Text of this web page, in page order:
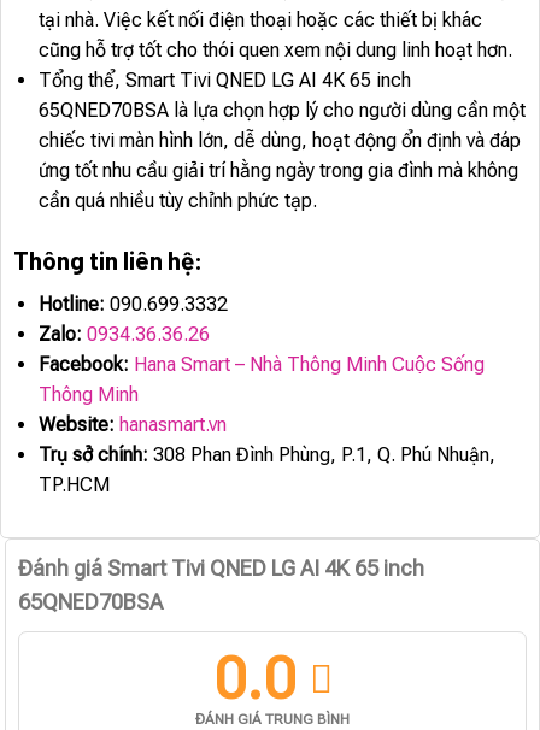
tại nhà. Việc kết nối điện thoại hoặc các thiết bị khác
cũng hỗ trợ tốt cho thói quen xem nội dung linh hoạt hơn.
Tổng thể, Smart Tivi QNED LG AI 4K 65 inch
65QNED70BSA là lựa chọn hợp lý cho người dùng cần một
chiếc tivi màn hình lớn, dễ dùng, hoạt động ổn định và đáp
ứng tốt nhu cầu giải trí hằng ngày trong gia đình mà không
cần quá nhiều tùy chỉnh phức tạp.
Thông tin liên hệ:
Hotline: 090.699.3332
Zalo: 0934.36.36.26
Facebook: Hana Smart – Nhà Thông Minh Cuộc Sống
Thông Minh
Website: hanasmart.vn
Trụ sở chính: 308 Phan Đình Phùng, P.1, Q. Phú Nhuận,
TP.HCM
Đánh giá Smart Tivi QNED LG AI 4K 65 inch
65QNED70BSA
0.0
ĐÁNH GIÁ TRUNG BÌNH